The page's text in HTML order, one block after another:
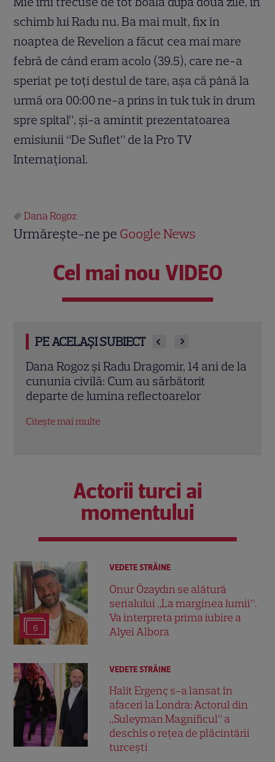
schimb lui Radu nu. Ba mai mult, fix în
noaptea de Revelion a făcut cea mai mare
febră de când eram acolo (39.5), care ne-a
speriat pe toţi destul de tare, aşa că până la
urmă ora 00:00 ne-a prins în tuk tuk în drum
spre spital”, şi-a amintit prezentatoarea
emisiunii “De Suflet” de la Pro TV
Internaţional.
Dana Rogoz
Urmărește-ne pe Google News
Cel mai nou VIDEO
PE ACELAȘI SUBIECT
Lacrimi, îmbrățișări și multă mândrie.
Cum au marcat vedetele ultima zi de
școală a copiilor lor
Citește mai multe
Actorii turci ai
momentului
6
VEDETE STRĂINE
Onur Özaydın se alătură
serialului „La marginea lumii”.
Va interpreta prima iubire a
Alyei Albora
VEDETE STRĂINE
Halit Ergenç s-a lansat în
afaceri la Londra: Actorul din
„Suleyman Magnificul” a
deschis o rețea de plăcintării
turcești